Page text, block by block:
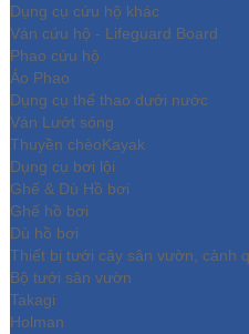
Dụng cụ cứu hộ khác
Ván cứu hộ - Lifeguard Board
Phao cứu hộ
Áo Phao
Dụng cụ thể thao dưới nước
Ván Lướt sóng
Thuyền chèoKayak
Dụng cụ bơi lội
Ghế & Dù Hồ bơi
Ghế hồ bơi
Dù hồ bơi
Thiết bị tưới cây sân vườn, cảnh
Bộ tưới sân vườn
Takagi
Holman